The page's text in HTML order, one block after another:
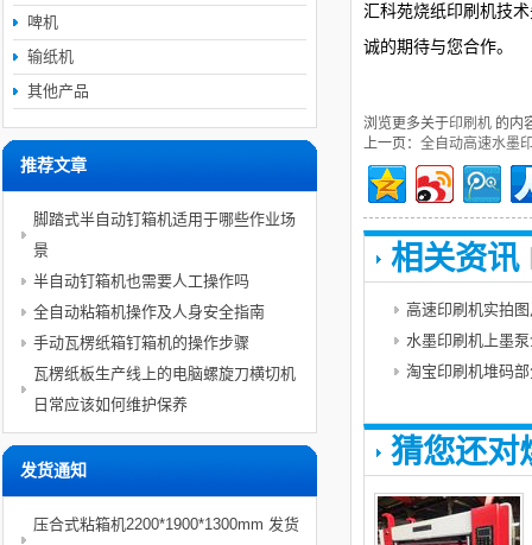
汇科苑烧纸印刷机技
诚的期待与您合作。
浏览更多关于印刷机 的内
上一页： 全自动高速水墨
相关资讯
高速印刷机实拍
水墨印刷机上墨
淘宝印刷机堆码
猜您还对
啤机
输纸机
其他产品
推荐文章
脚踏式半自动钉箱机适用于哪些作业场
景
半自动钉箱机也需要人工操作吗
全自动粘箱机操作及人身安全指南
手动瓦楞纸箱钉箱机的操作步骤
瓦楞纸板生产线上的电脑螺旋刀横切机
日常应该如何维护保养
发货通知
压合式粘箱机2200*1900*1300mm 发货